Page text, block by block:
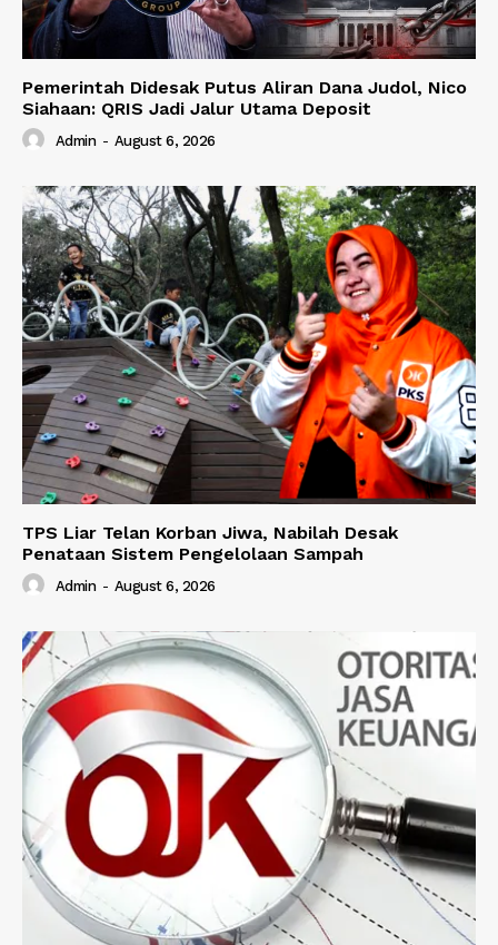
Pemerintah Didesak Putus Aliran Dana Judol, Nico
Siahaan: QRIS Jadi Jalur Utama Deposit
Admin - August 6, 2026
TPS Liar Telan Korban Jiwa, Nabilah Desak
Penataan Sistem Pengelolaan Sampah
Admin - August 6, 2026